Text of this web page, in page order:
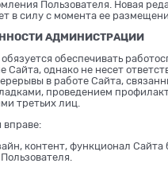
Пользователя. Новая
в силу с момента ее
АДМИНИСТРАЦИИ
обеспечивать
Сайта, однако не несет
в работе Сайта,
проведением
третьих лиц.
контент, функционал Сайта